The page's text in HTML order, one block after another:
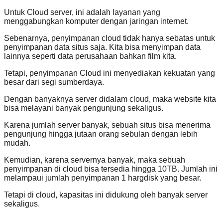
Untuk Cloud server, ini adalah layanan yang
menggabungkan komputer dengan jaringan internet.
Sebenarnya, penyimpanan cloud tidak hanya sebatas untuk
penyimpanan data situs saja. Kita bisa menyimpan data
lainnya seperti data perusahaan bahkan film kita.
Tetapi, penyimpanan Cloud ini menyediakan kekuatan yang
besar dari segi sumberdaya.
Dengan banyaknya server didalam cloud, maka website kita
bisa melayani banyak pengunjung sekaligus.
Karena jumlah server banyak, sebuah situs bisa menerima
pengunjung hingga jutaan orang sebulan dengan lebih
mudah.
Kemudian, karena servernya banyak, maka sebuah
penyimpanan di cloud bisa tersedia hingga 10TB. Jumlah ini
melampaui jumlah penyimpanan 1 hargdisk yang besar.
Tetapi di cloud, kapasitas ini didukung oleh banyak server
sekaligus.